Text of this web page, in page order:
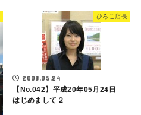
ひろこ店長
2008.05.24
【No.042】平成20年05月24日
はじめまして２